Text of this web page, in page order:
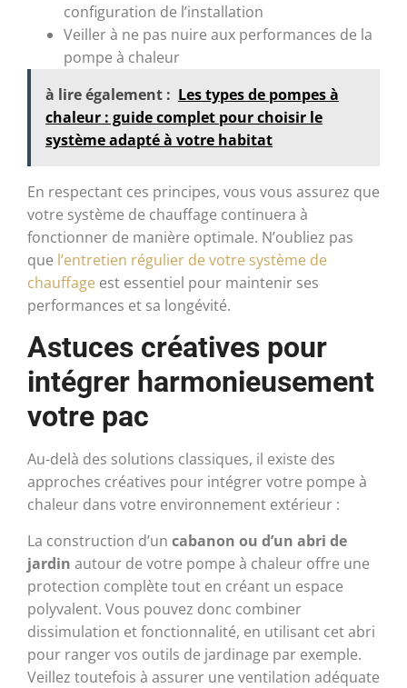
configuration de l’installation
Veiller à ne pas nuire aux performances de la
pompe à chaleur
à lire également : Les types de pompes à
chaleur : guide complet pour choisir le
système adapté à votre habitat
En respectant ces principes, vous vous assurez que
votre système de chauffage continuera à
fonctionner de manière optimale. N’oubliez pas
que l’entretien régulier de votre système de
chauffage est essentiel pour maintenir ses
performances et sa longévité.
Astuces créatives pour
intégrer harmonieusement
votre pac
Au-delà des solutions classiques, il existe des
approches créatives pour intégrer votre pompe à
chaleur dans votre environnement extérieur :
La construction d’un cabanon ou d’un abri de
jardin autour de votre pompe à chaleur offre une
protection complète tout en créant un espace
polyvalent. Vous pouvez donc combiner
dissimulation et fonctionnalité, en utilisant cet abri
pour ranger vos outils de jardinage par exemple.
Veillez toutefois à assurer une ventilation adéquate